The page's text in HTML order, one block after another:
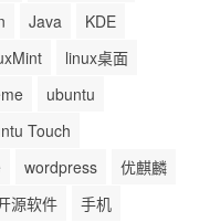
Java
KDE
linux桌面
ubuntu
Touch
wordpress
优麒麟
源软件
手机